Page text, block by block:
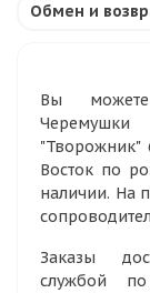
Обмен и
Вы можете
"Творожник"
Восток по
наличии. На
Заказы
службой